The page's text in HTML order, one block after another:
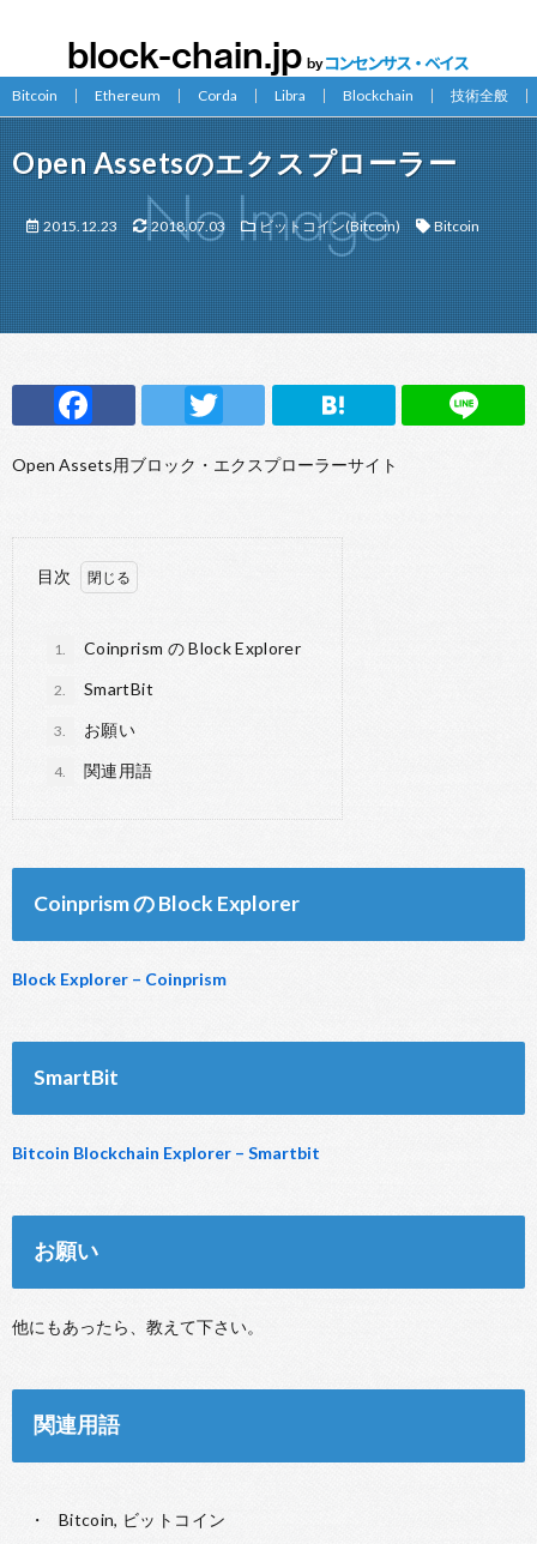
Bitcoin Ethereum Corda Libra Blockchain 技術全般
Open Assetsのエクスプローラー
2015.12.23 2018.07.03 ビットコイン(Bitcoin) Bitcoin
F
e
o
o
k
T
it
H
e
Li
Open Assets用ブロック・エクスプローラーサイト
目次
1. Coinprism の Block Explorer
2. SmartBit
3. お願い
4. 関連用語
Coinprism の Block Explorer
Block Explorer – Coinprism
SmartBit
Bitcoin Blockchain Explorer – Smartbit
お願い
他にもあったら、教えて下さい。
関連用語
Bitcoin, ビットコイン